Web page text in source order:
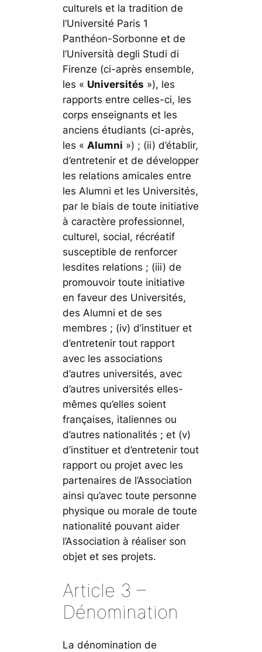
culturels et la tradition de
l’Université Paris 1
Panthéon-Sorbonne et de
l’Università degli Studi di
Firenze (ci-après ensemble,
les « Universités »), les
rapports entre celles-ci, les
corps enseignants et les
anciens étudiants (ci-après,
les « Alumni ») ; (ii) d’établir,
d’entretenir et de développer
les relations amicales entre
les Alumni et les Universités,
par le biais de toute initiative
à caractère professionnel,
culturel, social, récréatif
susceptible de renforcer
lesdites relations ; (iii) de
promouvoir toute initiative
en faveur des Universités,
des Alumni et de ses
membres ; (iv) d’instituer et
d’entretenir tout rapport
avec les associations
d’autres universités, avec
d’autres universités elles-
mêmes qu’elles soient
françaises, italiennes ou
d’autres nationalités ; et (v)
d’instituer et d’entretenir tout
rapport ou projet avec les
partenaires de l’Association
ainsi qu’avec toute personne
physique ou morale de toute
nationalité pouvant aider
l’Association à réaliser son
objet et ses projets.
Article 3 –
Dénomination
La dénomination de